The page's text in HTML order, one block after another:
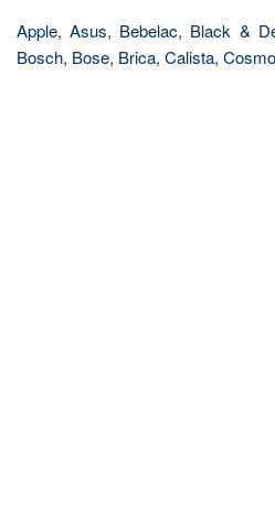
Apple, Asus, Bebelac, Black &
Bosch, Bose, Brica, Calista,